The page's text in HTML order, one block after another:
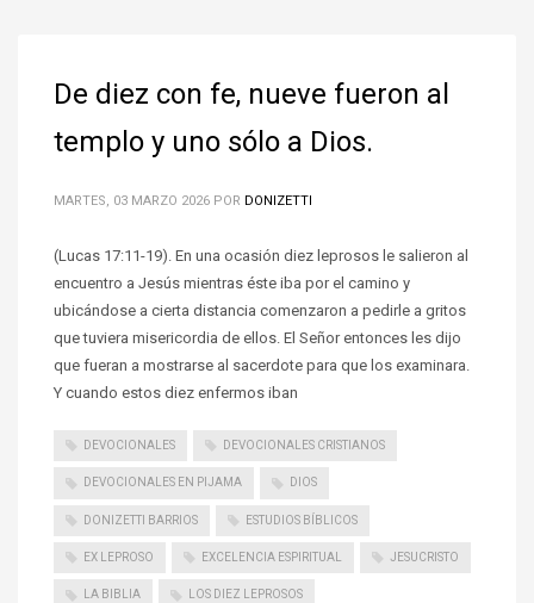
De diez con fe, nueve fueron al
templo y uno sólo a Dios.
MARTES, 03 MARZO 2026 POR DONIZETTI
(Lucas 17:11-19). En una ocasión diez leprosos le salieron al
encuentro a Jesús mientras éste iba por el camino y
ubicándose a cierta distancia comenzaron a pedirle a gritos
que tuviera misericordia de ellos. El Señor entonces les dijo
que fueran a mostrarse al sacerdote para que los examinara.
Y cuando estos diez enfermos iban
DEVOCIONALES DEVOCIONALES CRISTIANOS
DEVOCIONALES EN PIJAMA DIOS
DONIZETTI BARRIOS ESTUDIOS BÍBLICOS
EX LEPROSO EXCELENCIA ESPIRITUAL JESUCRISTO
LA BIBLIA LOS DIEZ LEPROSOS